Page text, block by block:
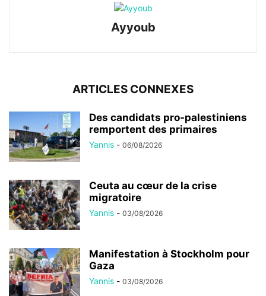
Ayyoub
ARTICLES CONNEXES
Des candidats pro-palestiniens
remportent des primaires
Yannis - 06/08/2026
Ceuta au cœur de la crise
migratoire
Yannis - 03/08/2026
Manifestation à Stockholm pour
Gaza
Yannis - 03/08/2026